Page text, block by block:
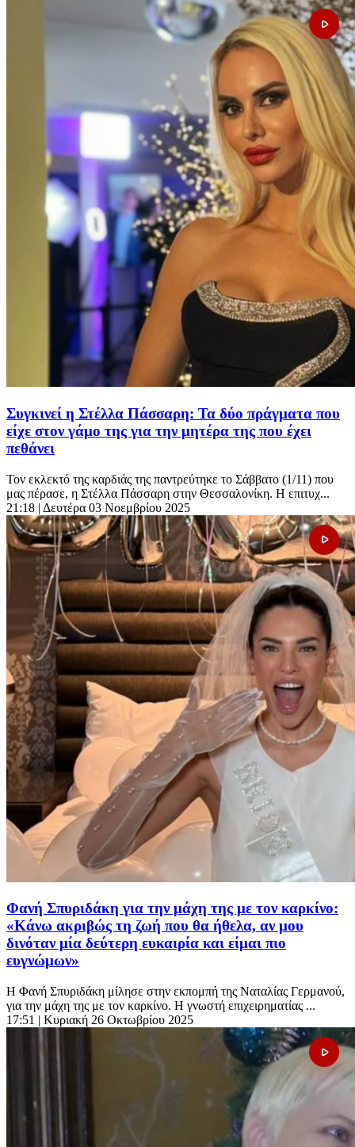
Συγκινεί η Στέλλα Πάσσαρη: Τα δύο πράγματα που
είχε στον γάμο της για την μητέρα της που έχει
πεθάνει
Τον εκλεκτό της καρδιάς της παντρεύτηκε το Σάββατο (1/11) που
μας πέρασε, η Στέλλα Πάσσαρη στην Θεσσαλονίκη. Η επιτυχ...
21:18 | Δευτέρα 03 Νοεμβρίου 2025
Φανή Σπυριδάκη για την μάχη της με τον καρκίνο:
«Κάνω ακριβώς τη ζωή που θα ήθελα, αν μου
δινόταν μία δεύτερη ευκαιρία και είμαι πιο
ευγνώμων»
Η Φανή Σπυριδάκη μίλησε στην εκπομπή της Ναταλίας Γερμανού,
για την μάχη της με τον καρκίνο. Η γνωστή επιχειρηματίας ...
17:51 | Κυριακή 26 Οκτωβρίου 2025